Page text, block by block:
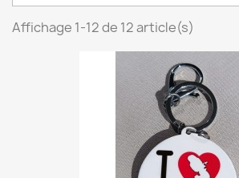
Affichage 1-12 de 12 article(s)